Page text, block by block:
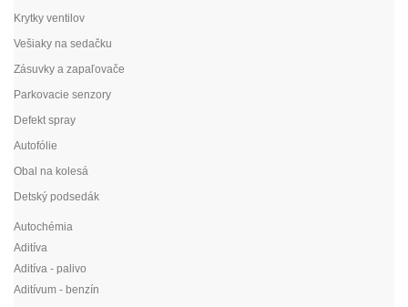
Krytky ventilov
Vešiaky na sedačku
Zásuvky a zapaľovače
Parkovacie senzory
Defekt spray
Autofólie
Obal na kolesá
Detský podsedák
Autochémia
Aditíva
Aditíva - palivo
Aditívum - benzín